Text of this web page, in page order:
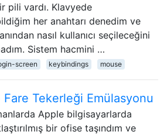
pili vardı. Klavyede
her anahtarı denedim ve
nasıl kullanıcı seçileceğini
Sistem hacmini …
screen keybindings mouse
Tekerleği Emülasyonu
Apple bilgisayarlarda
bir ofise taşındım ve